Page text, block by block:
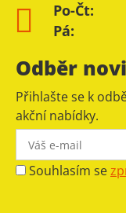
Po-Čt:
Pá:
Odběr
Přihlašte se k
akční nabídky.
Souhlasím se